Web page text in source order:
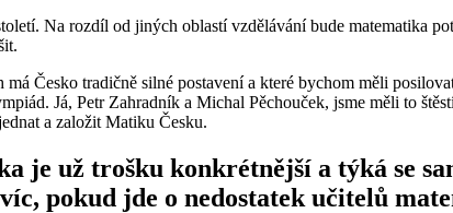
Na rozdíl od jiných oblastí vzdělávání bude matematika
Česko tradičně silné postavení a které bychom měli
Já, Petr Zahradník a Michal Pěchouček, jsme měli to
a založit Matiku Česku.
je už trošku konkrétnější a týká se
pokud jde o nedostatek učitelů